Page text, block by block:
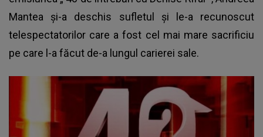
Mantea și-a deschis sufletul și le-a recunoscut
telespectatorilor care a fost cel mai mare sacrificiu
pe care l-a făcut de-a lungul carierei sale.